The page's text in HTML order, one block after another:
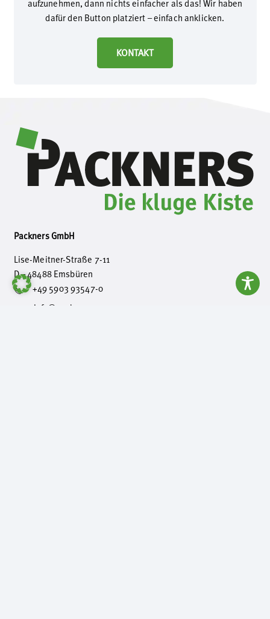
aufzunehmen, dann nichts einfacher als das! Wir haben
dafür den Button platziert – einfach anklicken.
KONTAKT
Packners GmbH
Lise-Meitner-Straße 7-11
D – 48488 Emsbüren
+49 5903 93547-0
info@packners.com